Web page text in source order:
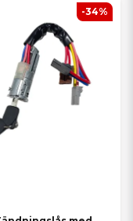
-34%